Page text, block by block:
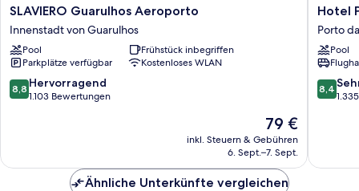
SLAVIERO
Guarulhos
Aeroporto
Innenstadt
von
Guarulhos
SLAVIERO Guarulhos Aeroporto
Innenstadt von Guarulhos
Pool
Frühstück inbegriffen
Parkplätze verfügbar
Kostenloses WLAN
8.8
von
8,8 Hervorragend
1.103 Bewertungen
Der
Preis
beträgt
79 €
inkl. Steuern & Gebühren
6. Sept.–7. Sept.
Hotel
Porto
da
Igreja
Hotel
Porto
Pool
8.4
von
8,4
Ähnliche Unterkünfte vergleichen